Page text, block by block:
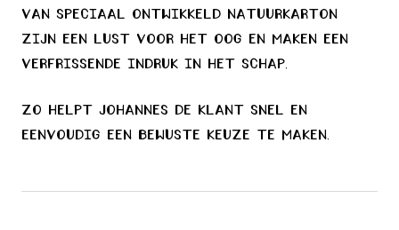
van speciaal ontwikkeld natuurkarton
zijn een lust voor het oog en maken een
verfrissende indruk in het schap.
Zo helpt Johannes de klant snel en
eenvoudig een bewuste keuze te maken.